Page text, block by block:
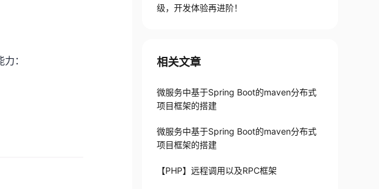
：
级，开发体验再进阶！
相关文章
微服务中基于Spring Boot的maven分布式
项目框架的搭建
微服务中基于Spring Boot的maven分布式
项目框架的搭建
【PHP】远程调用以及RPC框架